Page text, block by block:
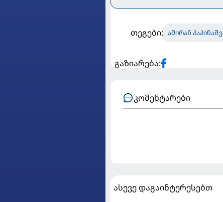
თეგები: ამირან
გაზიარება:
კომენტარები
ასევე დაგაინტერესებთ